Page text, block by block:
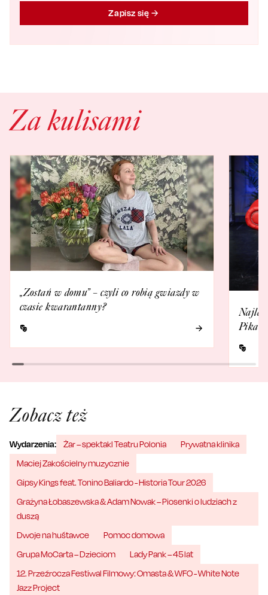
Zapisz się
Za kulisami
„Zostań w domu” – czyli co robią gwiazdy w
czasie kwarantanny?
Zobacz też
Wydarzenia: Żar – spektakl Teatru Polonia
Prywatna klinika
Maciej Zakościelny muzycznie
Gipsy Kings feat. Tonino Baliardo - Historia Tour 2026
Grażyna Łobaszewska & Adam Nowak – Piosenki o ludziach z
duszą
Dwoje na huśtawce
Pomoc domowa
Grupa MoCarta – Dzieciom
Lady Pank – 45 lat
12. Przeźrocza Festiwal Filmowy: Omasta & WFO - White Note
Jazz Project